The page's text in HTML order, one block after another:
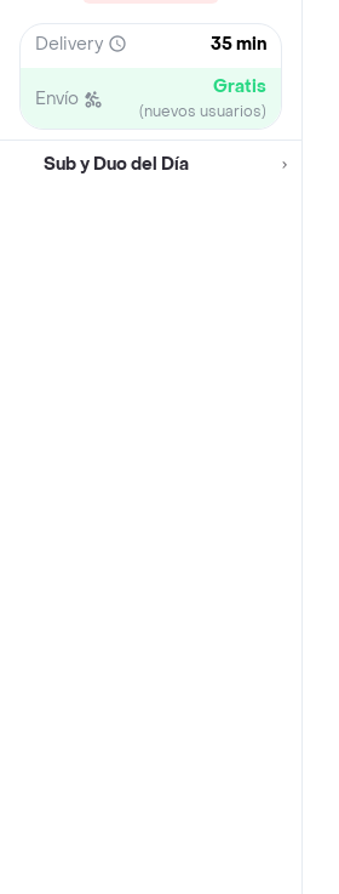
Delivery 35 min
Envío Gratis
(nuevos usuarios)
Sub y Duo del Día